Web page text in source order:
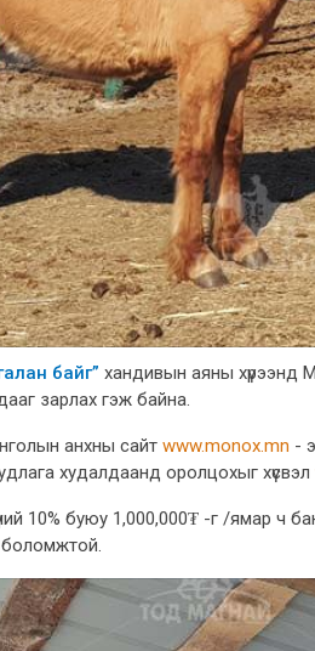
байг” хандивын аяны хүрээнд
зарлах гэж байна.
анхны сайт www.monox.mn -
худалдаанд оролцохыг хүсвэл
10% буюу 1,000,000₮ -г /ямар